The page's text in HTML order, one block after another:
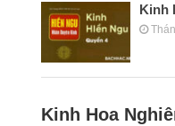
Kinh
Kinh Hoa